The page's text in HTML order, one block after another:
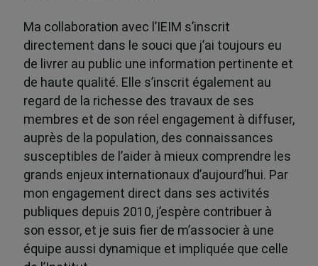
Ma collaboration avec l’IEIM s’inscrit
directement dans le souci que j’ai toujours eu
de livrer au public une information pertinente et
de haute qualité. Elle s’inscrit également au
regard de la richesse des travaux de ses
membres et de son réel engagement à diffuser,
auprès de la population, des connaissances
susceptibles de l’aider à mieux comprendre les
grands enjeux internationaux d’aujourd’hui. Par
mon engagement direct dans ses activités
publiques depuis 2010, j’espère contribuer à
son essor, et je suis fier de m’associer à une
équipe aussi dynamique et impliquée que celle